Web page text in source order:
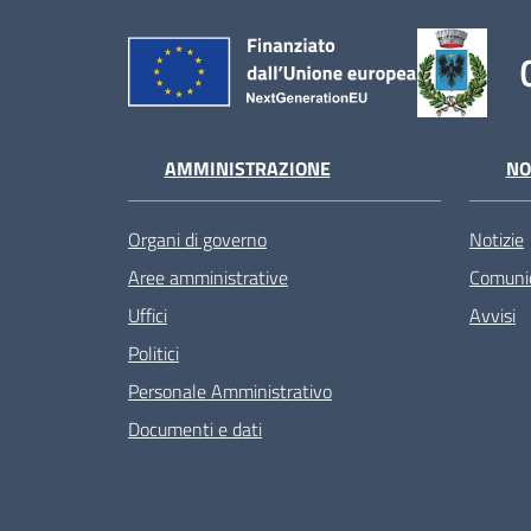
AMMINISTRAZIONE
Organi di governo
Aree amministrative
Uffici
Politici
Personale Amministrativo
Documenti e dati
Notizie
Avvisi